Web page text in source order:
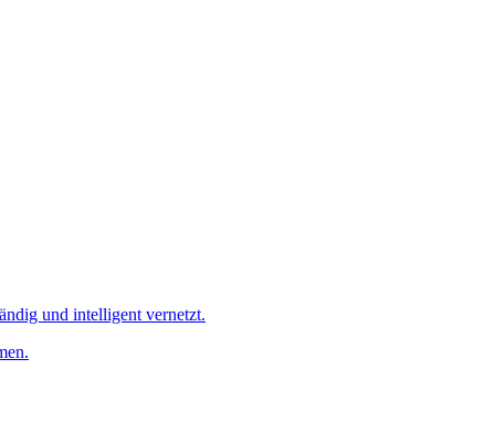
und intelligent vernetzt.